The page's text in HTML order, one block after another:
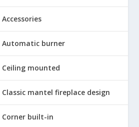
Automatic burner
Ceiling mounted
Classic mantel fireplace design
Corner built-in